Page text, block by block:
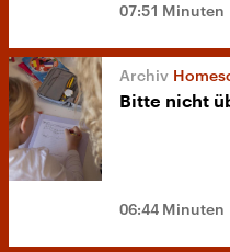
07:51 Minuten
Bitte nicht
06:44 Minuten